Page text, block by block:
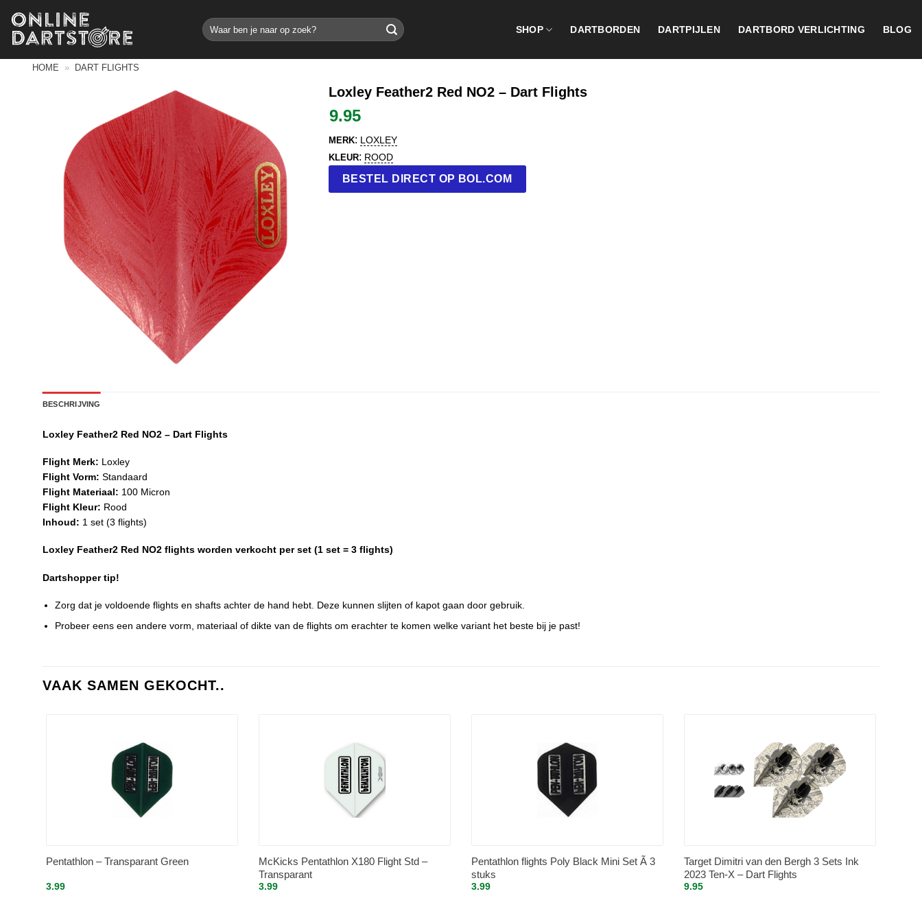
naar
inhoud
Zoeken
naar:
SHOP DARTBORDEN DARTPIJLEN DARTBORD VERLICHTING BLOG
HOME » DART FLIGHTS
Loxley Feather2 Red NO2 – Dart Flights
9.95
MERK: LOXLEY
KLEUR: ROOD
BESTEL DIRECT OP BOL.COM
BESCHRIJVING
Loxley Feather2 Red NO2 – Dart Flights
Flight Merk: Loxley
Flight Vorm: Standaard
Flight Materiaal: 100 Micron
Flight Kleur: Rood
Inhoud: 1 set (3 flights)
Loxley Feather2 Red NO2 flights worden verkocht per set (1 set = 3 flights)
Dartshopper tip!
Zorg dat je voldoende flights en shafts achter de hand hebt. Deze kunnen slijten of kapot gaan door gebruik.
Probeer eens een andere vorm, materiaal of dikte van de flights om erachter te komen welke variant het beste bij je past!
VAAK SAMEN GEKOCHT..
Pentathlon – Transparant Green
3.99
McKicks Pentathlon X180 Flight Std –
Transparant
3.99
Pentathlon flights Poly Black Mini Set Ã 3
stuks
3.99
Target Dimitri van den Bergh 3 Sets Ink
2023 Ten-X – Dart Flights
9.95